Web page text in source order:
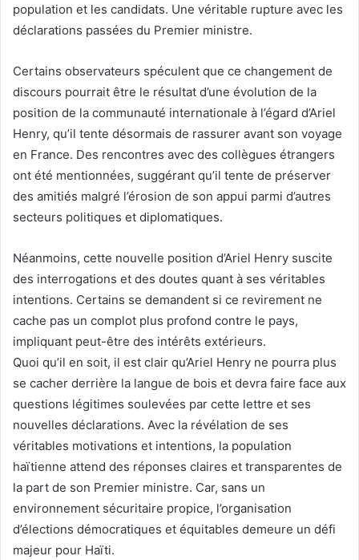
population et les candidats. Une véritable rupture avec les
déclarations passées du Premier ministre.
Certains observateurs spéculent que ce changement de
discours pourrait être le résultat d’une évolution de la
position de la communauté internationale à l’égard d’Ariel
Henry, qu’il tente désormais de rassurer avant son voyage
en France. Des rencontres avec des collègues étrangers
ont été mentionnées, suggérant qu’il tente de préserver
des amitiés malgré l’érosion de son appui parmi d’autres
secteurs politiques et diplomatiques.
Néanmoins, cette nouvelle position d’Ariel Henry suscite
des interrogations et des doutes quant à ses véritables
intentions. Certains se demandent si ce revirement ne
cache pas un complot plus profond contre le pays,
impliquant peut-être des intérêts extérieurs.
Quoi qu’il en soit, il est clair qu’Ariel Henry ne pourra plus
se cacher derrière la langue de bois et devra faire face aux
questions légitimes soulevées par cette lettre et ses
nouvelles déclarations. Avec la révélation de ses
véritables motivations et intentions, la population
haïtienne attend des réponses claires et transparentes de
la part de son Premier ministre. Car, sans un
environnement sécuritaire propice, l’organisation
d’élections démocratiques et équitables demeure un défi
majeur pour Haïti.